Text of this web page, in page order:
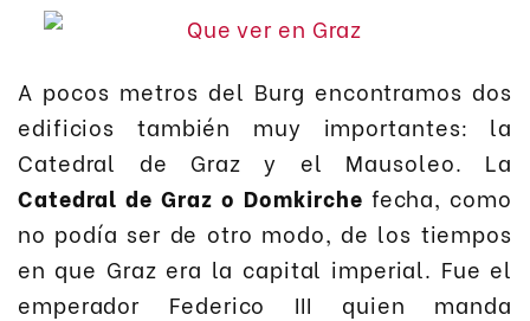
A pocos metros del Burg encontramos dos
edificios también muy importantes: la
Catedral de Graz y el Mausoleo. La
Catedral de Graz o Domkirche fecha, como
no podía ser de otro modo, de los tiempos
en que Graz era la capital imperial. Fue el
emperador Federico III quien manda